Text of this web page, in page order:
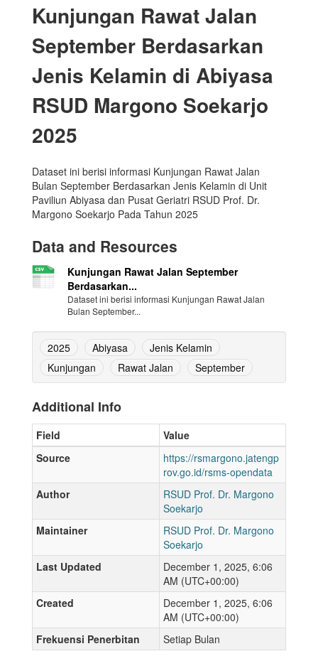
Kunjungan Rawat Jalan
September Berdasarkan
Jenis Kelamin di Abiyasa
RSUD Margono Soekarjo
2025
Dataset ini berisi informasi Kunjungan Rawat Jalan
Bulan September Berdasarkan Jenis Kelamin di Unit
Paviliun Abiyasa dan Pusat Geriatri RSUD Prof. Dr.
Margono Soekarjo Pada Tahun 2025
Data and Resources
Kunjungan Rawat Jalan September
Berdasarkan...
Dataset ini berisi informasi Kunjungan Rawat Jalan
Bulan September...
2025 Abiyasa
Jenis Kelamin
Kunjungan
Rawat Jalan September
Additional Info
Field
Value
Source
https://rsmargono.jatengp
rov.go.id/rsms-opendata
Author
RSUD Prof. Dr. Margono
Soekarjo
Maintainer
RSUD Prof. Dr. Margono
Soekarjo
Last Updated
December 1, 2025, 6:06
AM (UTC+00:00)
Created
December 1, 2025, 6:06
AM (UTC+00:00)
Frekuensi Penerbitan
Setiap Bulan